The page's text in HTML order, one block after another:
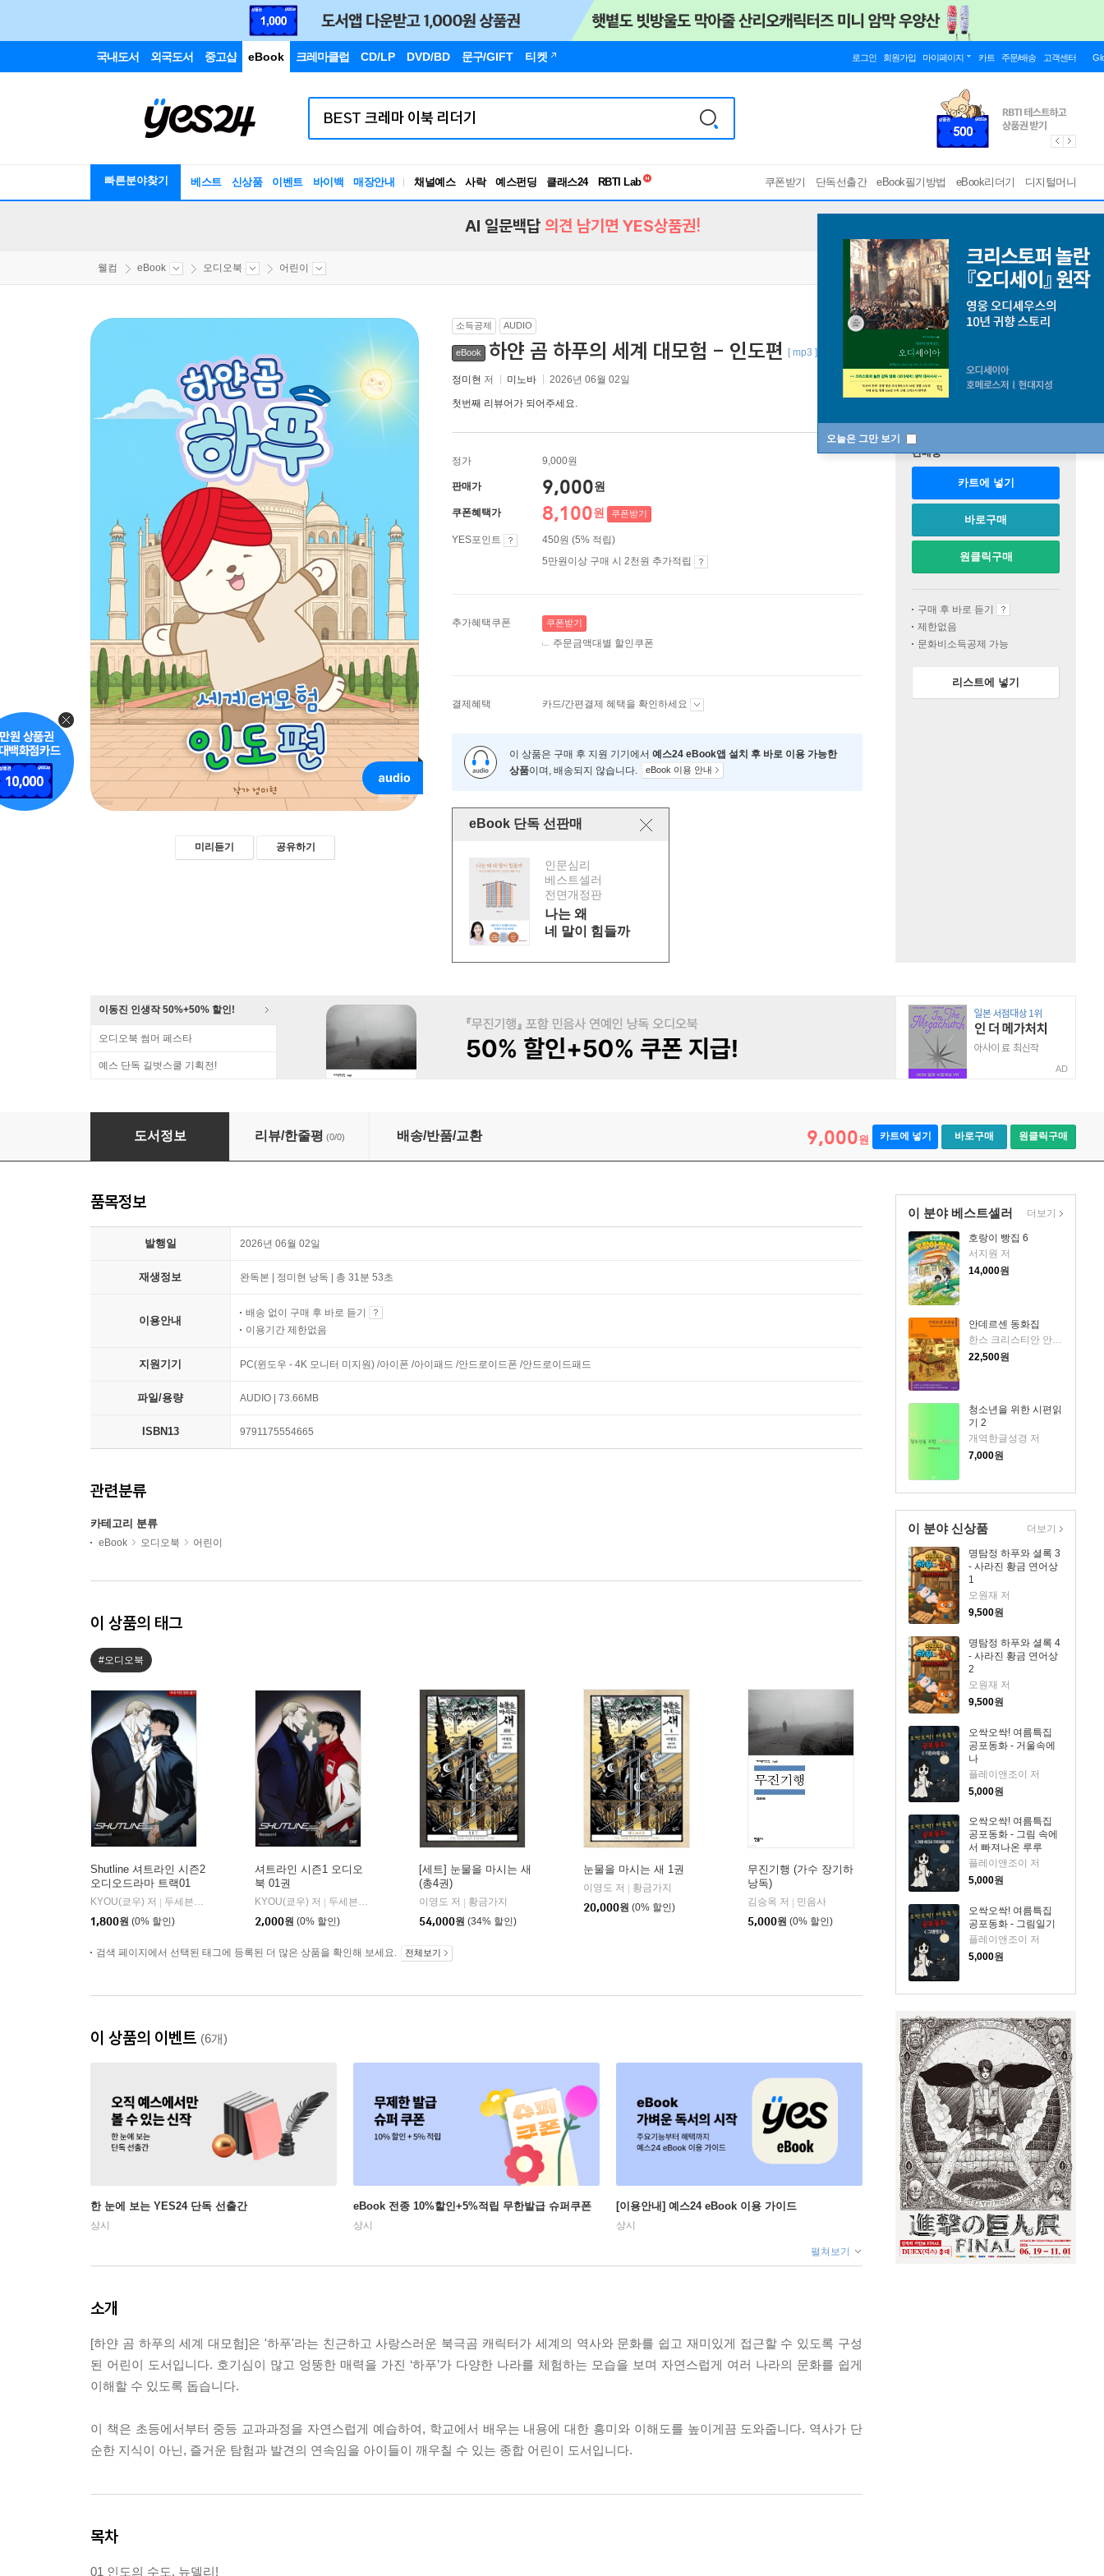
국내도서 외국도서 중고샵 eBook 크레마클럽 CD/LP DVD/BD 문구/GIFT 티켓 로그인 회원가입 마이페이지 카트 주문/배송 고객센터
빠른분야찾기 베스트 신상품 이벤트 바이백 매장안내 채널예스 사락 예스펀딩 클래스24
독서유형검사
쿠폰받기 단독선출간 eBook필기방법 eBook리더기 디지털머니
오늘은 그만 보기
AI 일문백답 의견 남기면 YES상품권!
웰컴 eBook 오디오북 어린이
미리듣기 공유하기
소득공제 AUDIO
eBook 하얀 곰 하푸의 세계 대모험 - 인도편 [ mp3 ]
정미현 저 미노바 2026년 06월 02일
첫번째 리뷰어가 되어주세요.
정가 9,000원
판매가 9,000원
쿠폰혜택가 8,100원 쿠폰받기
YES포인트
450원 (5% 적립)
5만원이상 구매 시 2천원 추가적립
추가혜택쿠폰 쿠폰받기
주문금액대별 할인쿠폰
결제혜택 카드/간편결제 혜택을 확인하세요
이 상품은 구매 후 지원 기기에서 예스24 eBook앱 설치 후 바로 이용 가능한
상품이며, 배송되지 않습니다. eBook 이용 안내
eBook 단독 선판매
인문심리
베스트셀러
전면개정판
나는 왜
네 말이 힘들까
판매중
카트에 넣기
바로구매
원클릭구매
구매 후 바로 듣기
제한없음
문화비소득공제 가능
리스트에 넣기
이동진 인생작 50%+50% 할인!
오디오북 썸머 페스타
예스 단독 길벗스쿨 기획전! AD
하얀 곰 하푸의 세계 대모험 - 인도편
도서정보 리뷰/한줄평 (0/0) 배송/반품/교환 9,000원 카트에 넣기 바로구매 원클릭구매
이 분야 베스트셀러
호랑이 빵집 6
서지원 저
14,000원
안데르센 동화집
22,500원
청소년을 위한 시편읽
기 2
개역한글성경 저
7,000원
더보기
이 분야 신상품
명탐정 하푸와 셜록 3
- 사라진 황금 연어상
1
오원재 저
9,500원
명탐정 하푸와 셜록 4
- 사라진 황금 연어상
2
오원재 저
9,500원
오싹오싹! 여름특집
공포동화 - 거울속에
나
플레이앤조이 저
5,000원
오싹오싹! 여름특집
공포동화 - 그림 속에
서 빠져나온 루루
플레이앤조이 저
5,000원
오싹오싹! 여름특집
공포동화 - 그림일기
플레이앤조이 저
5,000원
더보기
품목정보
발행일 2026년 06월 02일
재생정보 완독본 | 정미현 낭독 | 총 31분 53초
이용안내
배송 없이 구매 후 바로 듣기
이용기간 제한없음
지원기기 PC(윈도우 - 4K 모니터 미지원) /아이폰 /아이패드 /안드로이드폰 /안드로이드패드
파일/용량 AUDIO | 73.66MB
ISBN13 9791175554665
관련분류
카테고리 분류
eBook 오디오북 어린이
이 상품의 태그
#오디오북
Shutline 셔트라인 시즌2
오디오드라마 트랙01
KYOU(쿄우) 저 | 두세븐 엔터테인먼트
1,800원 (0% 할인)
셔트라인 시즌1 오디오
북 01권
KYOU(쿄우) 저 | 두세븐 엔터테인먼트
2,000원 (0% 할인)
[세트] 눈물을 마시는 새
(총4권)
이영도 저 | 황금가지
54,000원 (34% 할인)
눈물을 마시는 새 1권
이영도 저 | 황금가지
20,000원 (0% 할인)
무진기행 (가수 장기하
낭독)
김승옥 저 | 민음사
5,000원 (0% 할인)
검색 페이지에서 선택된 태그에 등록된 더 많은 상품을 확인해 보세요. 전체보기
이 상품의 이벤트 (6개)
한 눈에 보는 YES24 단독 선출간
상시
eBook 전종 10%할인+5%적립 무한발급 슈퍼쿠폰
상시
[이용안내] 예스24 eBook 이용 가이드
상시
펼쳐보기
소개
[하얀 곰 하푸의 세계 대모험]은 '하푸'라는 친근하고 사랑스러운 북극곰 캐릭터가 세계의 역사와 문화를 쉽고 재미있게 접근할 수 있도록 구성
된 어린이 도서입니다. 호기심이 많고 엉뚱한 매력을 가진 ‘하푸’가 다양한 나라를 체험하는 모습을 보며 자연스럽게 여러 나라의 문화를 쉽게
이해할 수 있도록 돕습니다.
이 책은 초등에서부터 중등 교과과정을 자연스럽게 예습하여, 학교에서 배우는 내용에 대한 흥미와 이해도를 높이게끔 도와줍니다. 역사가 단
순한 지식이 아닌, 즐거운 탐험과 발견의 연속임을 아이들이 깨우칠 수 있는 종합 어린이 도서입니다.
목차
01 인도의 수도, 뉴델리!